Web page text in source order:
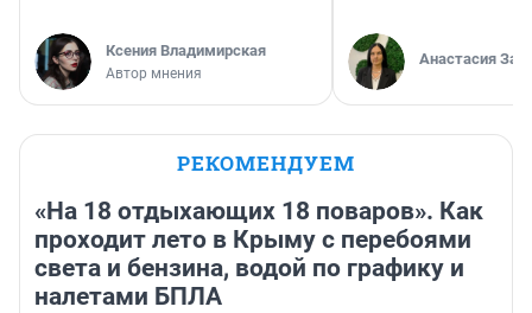
Ксения Владимирская
Автор мнения
Анастасия
РЕКОМЕНДУЕМ
«На 18 отдыхающих 18 поваров». Как
проходит лето в Крыму с перебоями
света и бензина, водой по графику и
налетами БПЛА